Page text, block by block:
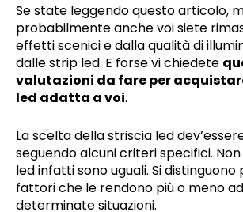
Se state leggendo questo articolo,
probabilmente anche voi siete
effetti scenici e dalla qualità di
dalle strip led. E forse vi chiedete
valutazioni da fare per
led adatta a voi.
La scelta della striscia led
seguendo alcuni criteri specifici.
led infatti sono uguali. Si distinguono
fattori che le rendono più o meno
determinate situazioni.